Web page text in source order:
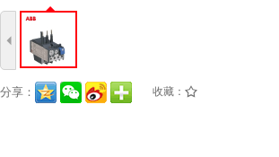
4
分享： 收藏： /